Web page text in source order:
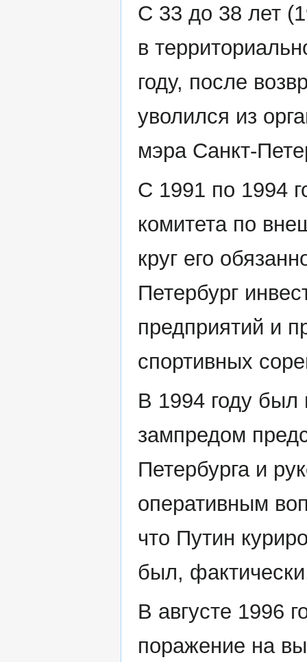
С 33 до 38 лет
в
году, после
уволился из
мэра Санкт-
С 1991 по 1994
комитета по
круг его
Петербург
предприятий и
спортивных
В 1994 году был
зампредом
Петербурга и
оперативным
что Путин
был,
В августе 1996
поражение на